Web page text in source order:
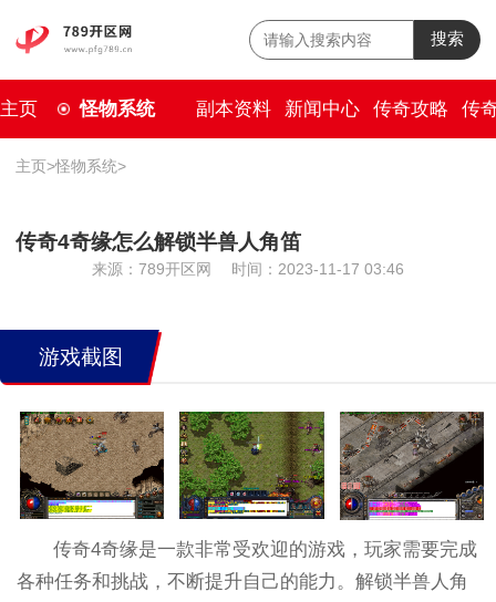
搜索
主页 怪物系统 副本资料 新闻中心 传奇攻略 传
主页>怪物系统>
传奇4奇缘怎么解锁半兽人角笛
来源：789开区网 时间：2023-11-17 03:46
游戏截图
传奇4奇缘是一款非常受欢迎的游戏，玩家需要完成
各种任务和挑战，不断提升自己的能力。解锁半兽人角